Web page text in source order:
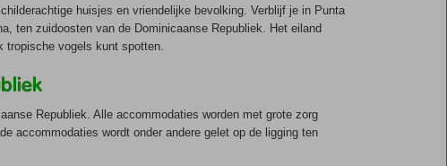
huisjes en vriendelijke bevolking. Verblijf je in Punta
ten zuidoosten van de Dominicaanse Republiek. Het eiland
tropische vogels kunt spotten.
Republiek. Alle accommodaties worden met grote zorg
accommodaties wordt onder andere gelet op de ligging ten